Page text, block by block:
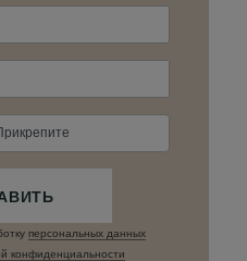
персональных данныx
конфиденциальности